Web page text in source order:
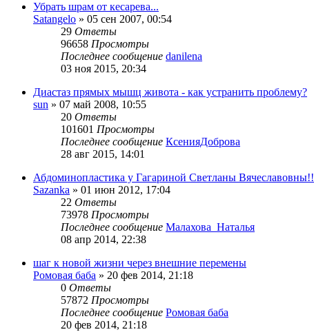
Убрать шрам от кесарева...
Satangelo » 05 сен 2007, 00:54
29 Ответы
96658 Просмотры
Последнее сообщение danilena
03 ноя 2015, 20:34
Диастаз прямых мышц живота - как устранить проблему?
sun » 07 май 2008, 10:55
20 Ответы
101601 Просмотры
Последнее сообщение КсенияДоброва
28 авг 2015, 14:01
Абдоминопластика у Гагариной Светланы Вячеславовны!!
Sazanka » 01 июн 2012, 17:04
22 Ответы
73978 Просмотры
Последнее сообщение Малахова_Наталья
08 апр 2014, 22:38
шаг к новой жизни через внешние перемены
Ромовая баба » 20 фев 2014, 21:18
0 Ответы
57872 Просмотры
Последнее сообщение Ромовая баба
20 фев 2014, 21:18